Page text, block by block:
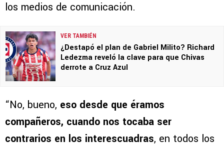
los medios de comunicación.
VER TAMBIÉN
¿Destapó el plan de Gabriel Milito? Richard
Ledezma reveló la clave para que Chivas
derrote a Cruz Azul
“No, bueno, eso desde que éramos
compañeros, cuando nos tocaba ser
contrarios en los interescuadras, en todos los